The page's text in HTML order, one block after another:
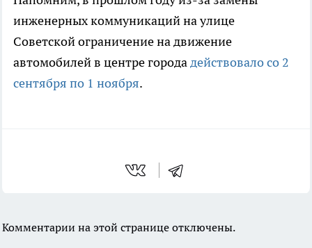
инженерных коммуникаций на улице
Советской ограничение на движение
автомобилей в центре городадействовало со 2
сентября по 1 ноября.
Комментарии на этой странице отключены.